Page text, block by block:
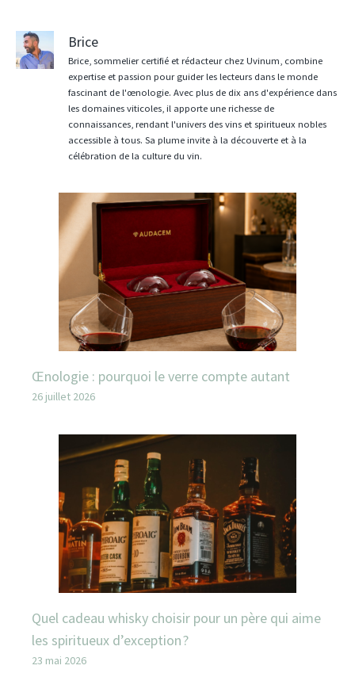
Brice
Brice, sommelier certifié et rédacteur chez Uvinum, combine
expertise et passion pour guider les lecteurs dans le monde
fascinant de l'œnologie. Avec plus de dix ans d'expérience dans
les domaines viticoles, il apporte une richesse de
connaissances, rendant l'univers des vins et spiritueux nobles
accessible à tous. Sa plume invite à la découverte et à la
célébration de la culture du vin.
Œnologie : pourquoi le verre compte autant
26 juillet 2026
Quel cadeau whisky choisir pour un père qui aime
les spiritueux d’exception ?
23 mai 2026